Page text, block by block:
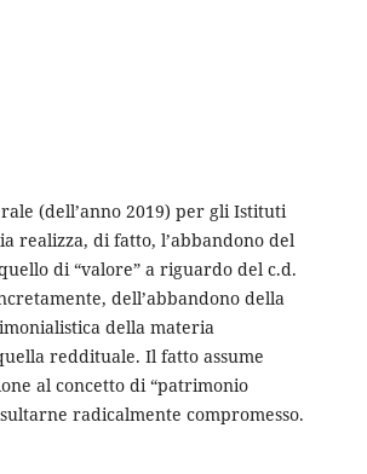
(dell’anno 2019) per gli Istituti
realizza, di fatto, l’abbandono del
di “valore” a riguardo del c.d.
dell’abbandono della
della materia
reddituale. Il fatto assume
al concetto di “patrimonio
radicalmente compromesso.